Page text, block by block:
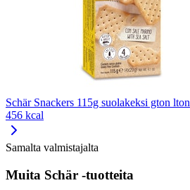
Schär Snackers 115g suolakeksi gton lton
456 kcal
Samalta valmistajalta
Muita Schär -tuotteita